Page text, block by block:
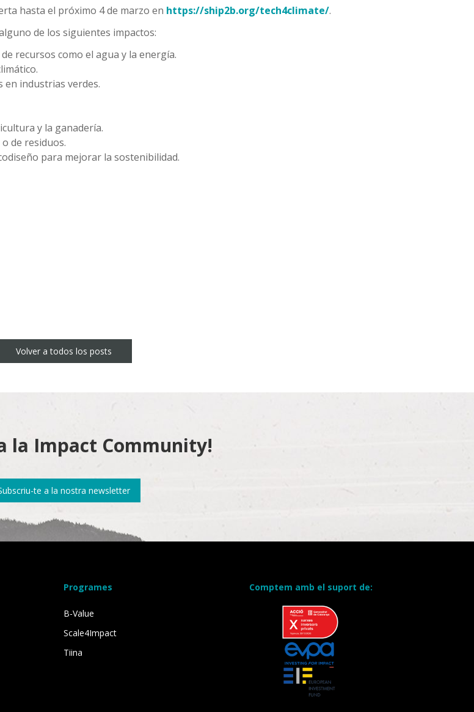
hasta el próximo 4 de marzo en https://ship2b.org/tech4climate/.
de los siguientes impactos:
recursos como el agua y la energía.
en industrias verdes.
y la ganadería.
de residuos.
para mejorar la sostenibilidad.
Volver a todos los posts
la Impact Community!
te a la nostra newsletter
Programes
B-Value
Scale4Impact
Tiina
Comptem amb el suport de: